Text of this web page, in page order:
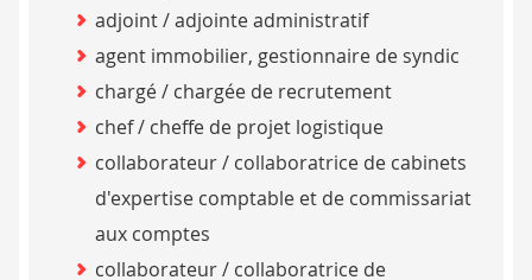
adjoint / adjointe administratif
agent immobilier, gestionnaire de syndic
chargé / chargée de recrutement
chef / cheffe de projet logistique
collaborateur / collaboratrice de cabinets
d'expertise comptable et de commissariat
aux comptes
collaborateur / collaboratrice de